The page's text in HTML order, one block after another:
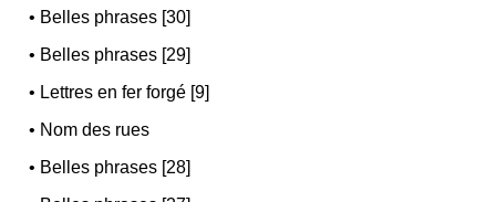
• Belles phrases [30]
• Belles phrases [29]
• Lettres en fer forgé [9]
• Nom des rues
• Belles phrases [28]